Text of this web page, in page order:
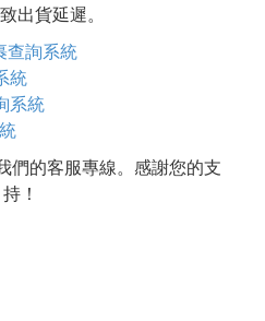
出貨延遲。
查詢系統
統
系統
們的客服專線。感謝您的支
持！